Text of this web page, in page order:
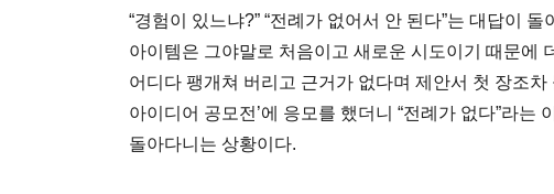
“경험이 있느냐?” “전례가 없어서 안 된다”는 대답이
아이템은 그야말로 처음이고 새로운 시도이기 때문에
어디다 팽개쳐 버리고 근거가 없다며 제안서 첫 장조차
아이디어 공모전’에 응모를 했더니 “전례가 없다”라는
돌아다니는 상황이다.